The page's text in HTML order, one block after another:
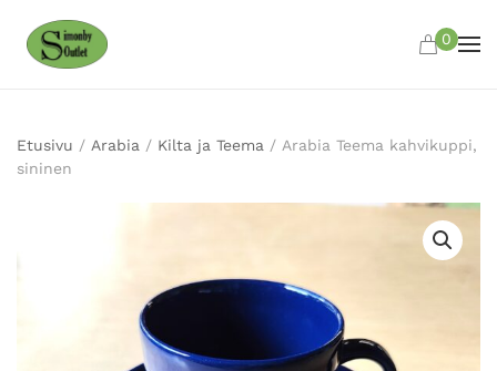
Skip to main content
0
Etusivu / Arabia / Kilta ja Teema / Arabia Teema kahvikuppi,
sininen